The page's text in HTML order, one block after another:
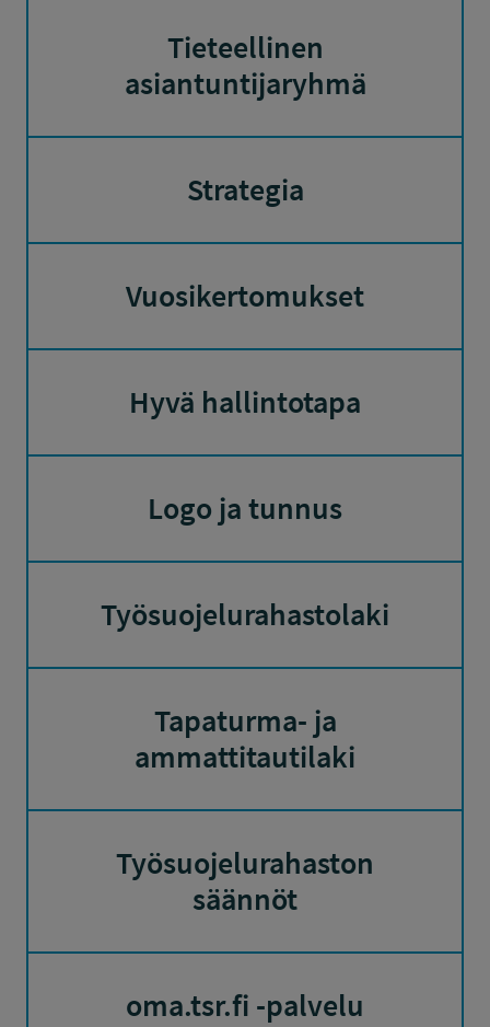
Tieteellinen
asiantuntijaryhmä
Strategia
Vuosikertomukset
Hyvä hallintotapa
Logo ja tunnus
Työsuojelurahastolaki
Tapaturma- ja
ammattitautilaki
Työsuojelurahaston
säännöt
oma.tsr.fi -palvelu